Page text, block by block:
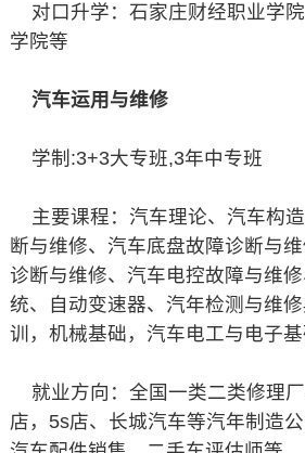
对口升学：石家庄财经职业学
学院等
汽车运用与维修
学制:3+3大专班,3年中专班
主要课程：汽车理论、汽车构
断与维修、汽车底盘故障诊断与
诊断与维修、汽车电控故障与维
统、自动变速器、汽年检测与维
训，机械基础，汽车电工与电子基
就业方向：全国一类二类修理
店，5s店、长城汽车等汽年制造公